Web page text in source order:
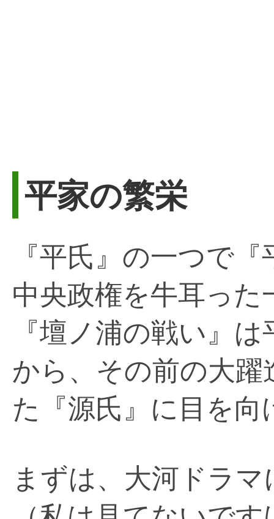
平家の繁栄
『平氏』の一つで
中央政権を牛耳っ
『壇ノ浦の戦い』
から、その前の大
た『源氏』に目を
まずは、大河ドラ